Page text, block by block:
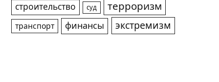
строительство суд терроризм
транспорт финансы экстремизм